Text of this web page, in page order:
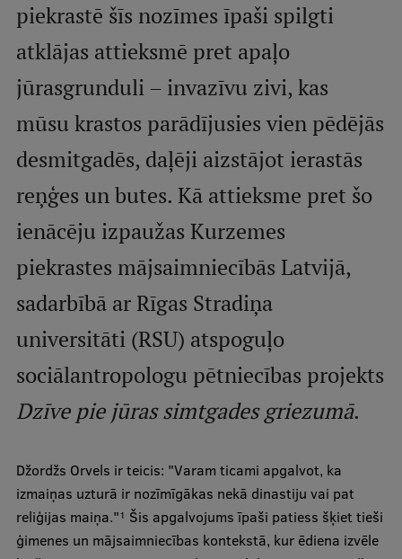
Par RSU
Studentu dzīve
Studiju norises vietas
Fakultātes
Mūsu cilvēki
Stratēģija
Struktūra
Vēsture un tradīcijas
Identitāte
RSU fonds
Aula
Ģerbonis
Projekti
Reitingi
piekrastē šīs nozīmes īpaši spilgti
atklājas attieksmē pret apaļo
jūrasgrunduli – invazīvu zivi, kas
mūsu krastos parādījusies vien pēdējās
desmitgadēs, daļēji aizstājot ierastās
reņģes un butes. Kā attieksme pret šo
ienācēju izpaužas Kurzemes
piekrastes mājsaimniecībās Latvijā,
sadarbībā ar Rīgas Stradiņa
universitāti (RSU) atspoguļo
sociālantropologu pētniecības projekts
Dzīve pie jūras simtgades griezumā.
Džordžs Orvels ir teicis: "Varam ticami apgalvot, ka
izmaiņas uzturā ir nozīmīgākas nekā dinastiju vai pat
reliģijas maiņa."1 Šis apgalvojums īpaši patiess šķiet tieši
ģimenes un mājsaimniecības kontekstā, kur ēdiena izvēle